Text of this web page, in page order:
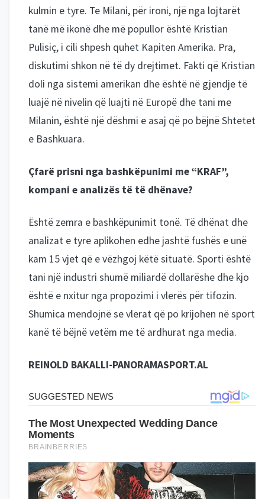
kulmin e tyre. Te Milani, për ironi, një nga lojtarët
tanë më ikonë dhe më popullor është Kristian
Pulisiç, i cili shpesh quhet Kapiten Amerika. Pra,
diskutimi shkon në të dy drejtimet. Fakti që Kristian
doli nga sistemi amerikan dhe është në gjendje të
luajë në nivelin që luajti në Europë dhe tani me
Milanin, është një dëshmi e asaj që po bëjnë Shtetet
e Bashkuara.
Çfarë prisni nga bashkëpunimi me “KRAF”,
kompani e analizës të të dhënave?
Është zemra e bashkëpunimit tonë. Të dhënat dhe
analizat e tyre aplikohen edhe jashtë fushës e unë
kam 15 vjet që e vëzhgoj këtë situatë. Sporti është
tani një industri shumë miliardë dollarëshe dhe kjo
është e nxitur nga propozimi i vlerës për tifozin.
Shumica mendojnë se vlerat që po krijohen në sport
kanë të bëjnë vetëm me të ardhurat nga media.
REINOLD BAKALLI-PANORAMASPORT.AL